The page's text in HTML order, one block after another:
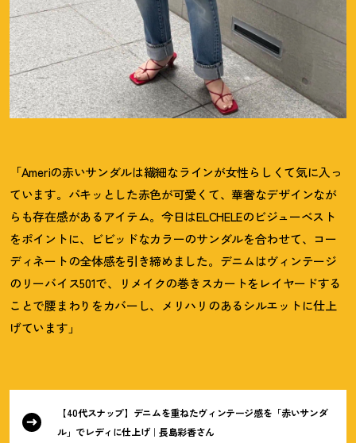
「Ameriの赤いサンダルは繊細なラインが女性らしくて気に入っ
ています。パキッとした赤色が可愛くて、華奢なデザインなが
らも存在感があるアイテム。今日はELCHELEのビジューベスト
をポイントに、ビビッドなカラーのサンダルを合わせて、コー
ディネートの全体感を引き締めました。デニムはヴィンテージ
のリーバイス501で、リメイクの巻きスカートをレイヤードする
ことで腰まわりをカバーし、メリハリのあるシルエットに仕上
げています」
【40代スナップ】デニムを重ねたヴィンテージ感を「赤いサンダ
ル」でレディに仕上げ｜長島彩香さん